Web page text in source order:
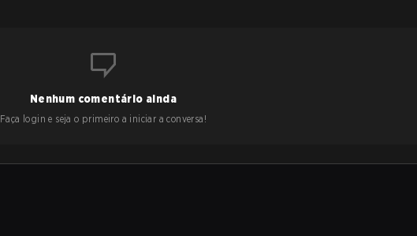
Nenhum comentário ainda
Faça login e seja o primeiro a iniciar a conversa!